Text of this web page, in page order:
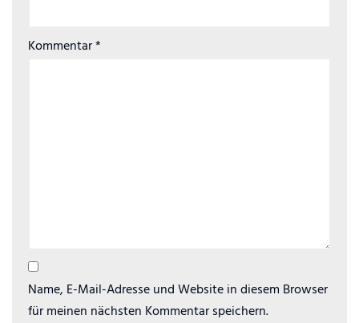
Kommentar*
Name, E-Mail-Adresse und Website in diesem Browser
für meinen nächsten Kommentar speichern.